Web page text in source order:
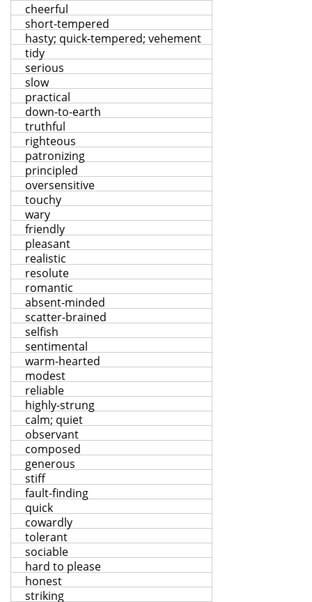
cheerful
short-tempered
hasty; quick-tempered; vehement
tidy
serious
slow
practical
down-to-earth
truthful
righteous
patronizing
principled
oversensitive
touchy
wary
friendly
pleasant
realistic
resolute
romantic
absent-minded
scatter-brained
selfish
sentimental
warm-hearted
modest
reliable
highly-strung
calm; quiet
observant
composed
generous
stiff
fault-finding
quick
cowardly
tolerant
sociable
hard to please
honest
striking